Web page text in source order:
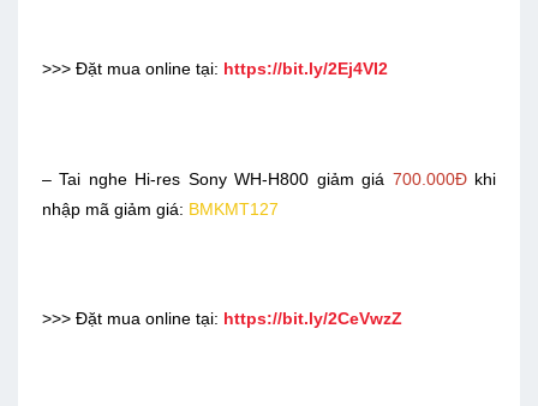
>>> Đặt mua online tại: https://bit.ly/2Ej4VI2
– Tai nghe Hi-res Sony WH-H800 giảm giá 700.000Đkhi
nhập mã giảm giá: BMKMT127
>>> Đặt mua online tại: https://bit.ly/2CeVwzZ